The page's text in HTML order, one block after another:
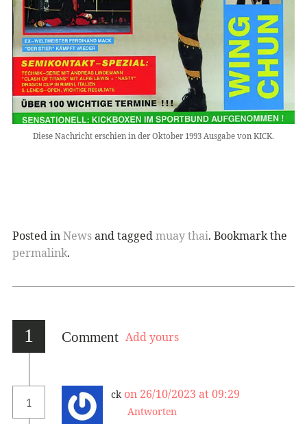
Diese Nachricht erschien in der Oktober 1993 Ausgabe von KICK.
Posted inNewsand taggedmuay thai. Bookmark the
permalink.
1 Comment Add yours
1
ck on 26/10/2023 at 09:29
Antworten